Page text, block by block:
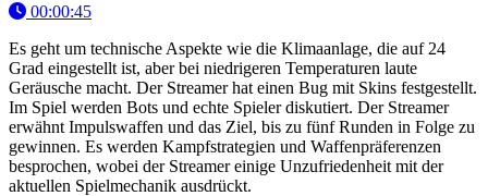
00:00:45
Es geht um technische Aspekte wie die Klimaanlage, die auf 24
Grad eingestellt ist, aber bei niedrigeren Temperaturen laute
Geräusche macht. Der Streamer hat einen Bug mit Skins festgestellt.
Im Spiel werden Bots und echte Spieler diskutiert. Der Streamer
erwähnt Impulswaffen und das Ziel, bis zu fünf Runden in Folge zu
gewinnen. Es werden Kampfstrategien und Waffenpräferenzen
besprochen, wobei der Streamer einige Unzufriedenheit mit der
aktuellen Spielmechanik ausdrückt.